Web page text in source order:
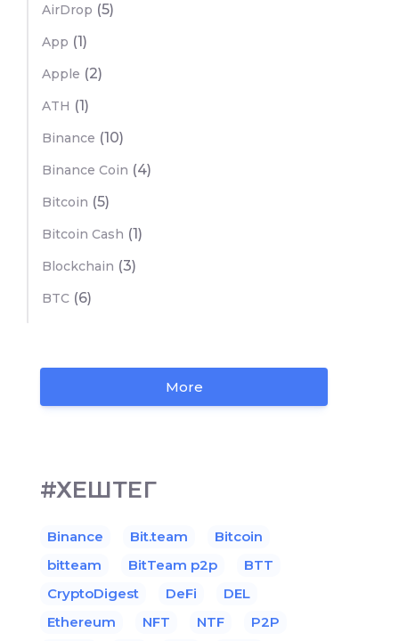
AirDrop (5)
App (1)
Apple (2)
ATH (1)
Binance (10)
Binance Coin (4)
Bitcoin (5)
Bitcoin Cash (1)
Blockchain (3)
BTC (6)
More
#ХЕШТЕГ
Binance Bit.team
Bitcoin
bitteam
BitTeam p2p
BTT
CryptoDigest
DeFi
DEL
Ethereum
NFT NTF
P2P